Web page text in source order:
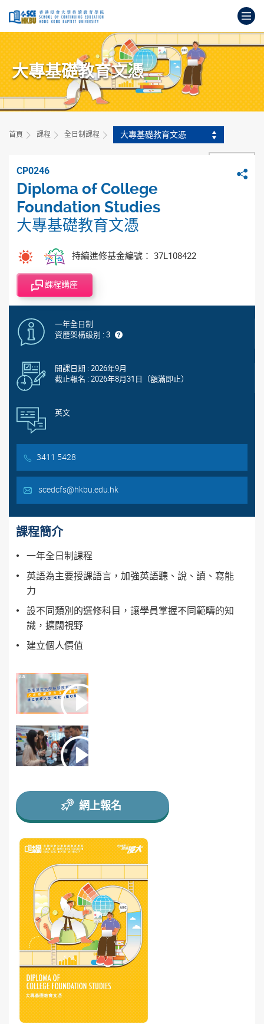
要
內
容
打
開
始
主
要
內
容
大專基礎教育文憑
首頁 課程 全日制課程 大專基礎教育文憑
CP0246
Diploma of College
Foundation Studies
大專基礎教育文憑
分
持續進修基金編號： 37L108422
課程講座
一年全日制
資歷架構級別 : 3
開課日期 : 2026年9月
截止報名 : 2026年8月31日（額滿即止）
英文
3411 5428
scedcfs@hkbu.edu.hk
課程簡介
一年全日制課程
英語為主要授課語言，加強英語聽、說、讀、寫能
力
設不同類別的選修科目，讓學員掌握不同範疇的知
識，擴闊視野
建立個人價值
網上報名